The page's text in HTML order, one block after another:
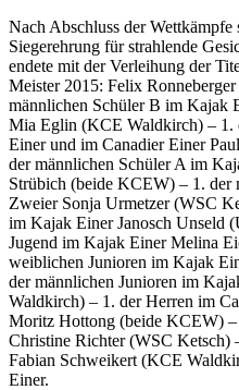
Nach Abschluss der Wettkämpfe
Siegerehrung für strahlende
endete mit der Verleihung der
Meister 2015: Felix
männlichen Schüler B im Kajak
Mia Eglin (KCE Waldkirch) – 1.
Einer und im Canadier Einer
der männlichen Schüler A im
Strübich (beide KCEW) – 1. der
Zweier Sonja Urmetzer (WSC
im Kajak Einer Janosch Unseld
Jugend im Kajak Einer Melina
weiblichen Junioren im Kajak
der männlichen Junioren im
Waldkirch) – 1. der Herren im
Moritz Hottong (beide KCEW)
Christine Richter (WSC Ketsch)
Fabian Schweikert (KCE
Einer.